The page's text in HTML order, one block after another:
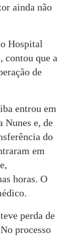
ainda não
Hospital
contou que a
de
entrou em
Nunes e, de
do
em
horas. O
perda de
processo